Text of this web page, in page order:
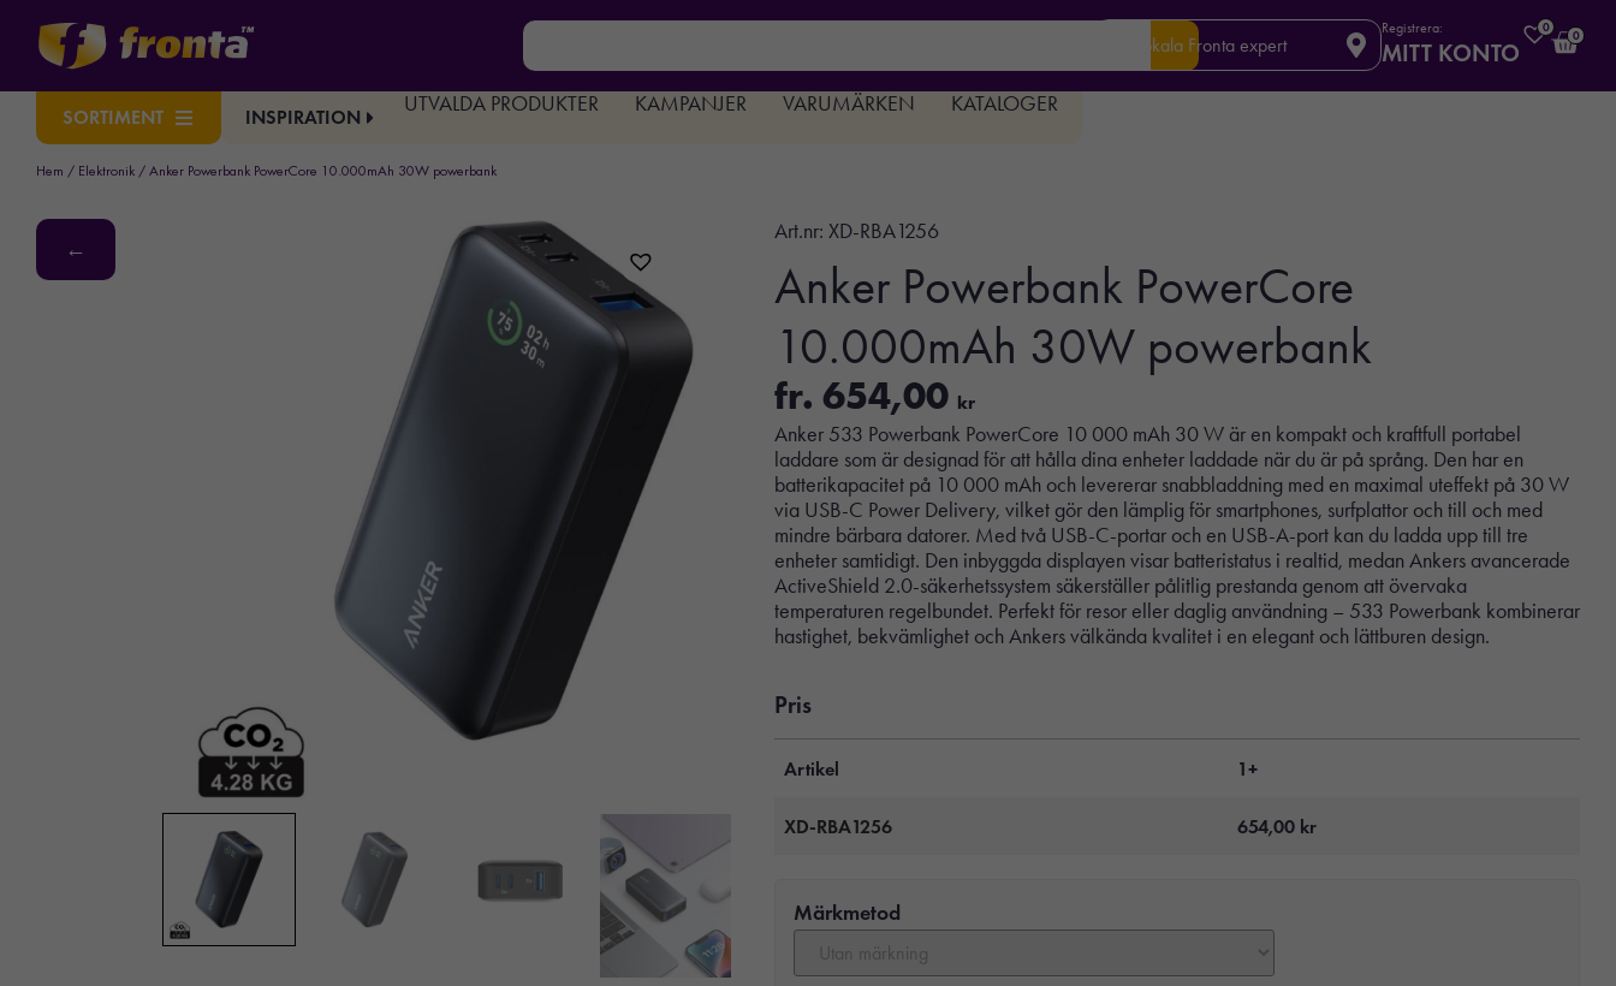
Din lokala Fronta expert
Registrera:
MITT KONTO
0
0
SORTIMENT INSPIRATION
UTVALDA PRODUKTER KAMPANJER VARUMÄRKEN KATALOGER
Hem / Elektronik / Anker Powerbank PowerCore 10.000mAh 30W powerbank
←
Art.nr: XD-RBA1256
Anker Powerbank PowerCore
10.000mAh 30W powerbank
fr. 654,00 kr
Anker 533 Powerbank PowerCore 10 000 mAh 30 W är en kompakt och kraftfull portabel
laddare som är designad för att hålla dina enheter laddade när du är på språng. Den har en
batterikapacitet på 10 000 mAh och levererar snabbladdning med en maximal uteffekt på 30 W
via USB-C Power Delivery, vilket gör den lämplig för smartphones, surfplattor och till och med
mindre bärbara datorer. Med två USB-C-portar och en USB-A-port kan du ladda upp till tre
enheter samtidigt. Den inbyggda displayen visar batteristatus i realtid, medan Ankers avancerade
ActiveShield 2.0-säkerhetssystem säkerställer pålitlig prestanda genom att övervaka
temperaturen regelbundet. Perfekt för resor eller daglig användning – 533 Powerbank kombinerar
hastighet, bekvämlighet och Ankers välkända kvalitet i en elegant och lättburen design.
Pris
Artikel 1+
XD-RBA1256 654,00 kr
Märkmetod